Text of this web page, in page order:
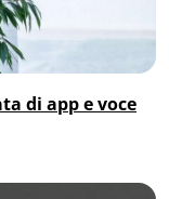
di app e voce